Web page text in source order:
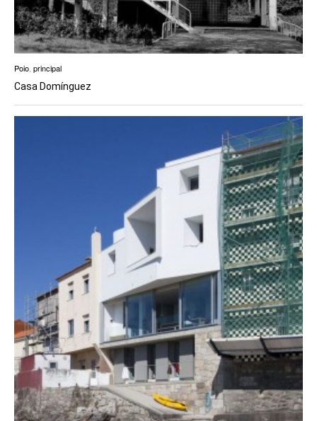
Poio, principal
Casa Domínguez